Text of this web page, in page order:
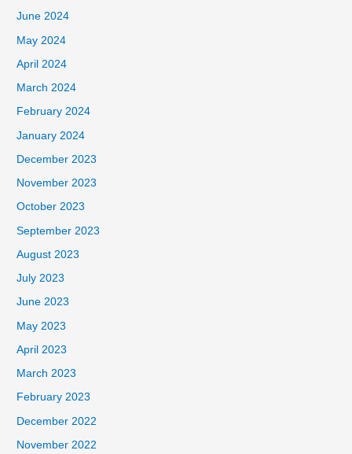
June 2024
May 2024
April 2024
March 2024
February 2024
January 2024
December 2023
November 2023
October 2023
September 2023
August 2023
July 2023
June 2023
May 2023
April 2023
March 2023
February 2023
December 2022
November 2022